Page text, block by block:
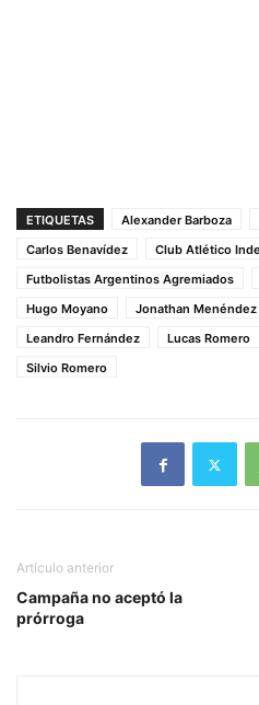
ETIQUETAS Alexander Barboza
Carlos Benavídez
Club Atlético
Futbolistas Argentinos Agremiados
Hugo Moyano
Jonathan Menéndez
Leandro Fernández
Lucas Romero
Silvio Romero
Artículo anterior
Campaña no aceptó la
prórroga